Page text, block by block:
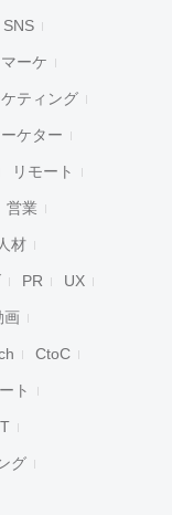
SNS
マーケ
ティング
ケター
リモート
営業
人材
PR UX
画
CtoC
ト
グ